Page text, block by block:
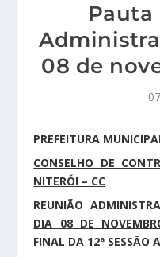
Pauta
08 de
PREFEITURA
CONSELHO DE
NITERÓI – CC
REUNIÃO
DIA 08 DE
FINAL DA 12ª SESSÃO